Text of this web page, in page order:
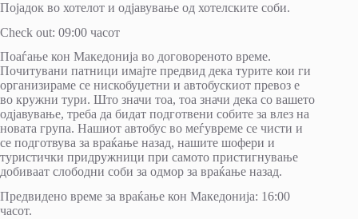
Појадок во хотелот и одјавување од хотелските соби.
Check out: 09:00 часот
Поаѓање кон Македонија во договореното време.
Почитувани патници имајте предвид дека турите кои ги
организираме се нискобуџетни и автобускиот превоз е
во кружни тури. Што значи тоа, тоа значи дека со вашето
одјавување, треба да бидат подготвени собите за влез на
новата група. Нашиот автобус во меѓувреме се чисти и
се подготвува за враќање назад, нашите шофери и
туристички придружници при самото пристигнување
добиваат слободни соби за одмор за враќање назад.
Предвидено време за враќање кон Македонија: 16:00
часот.